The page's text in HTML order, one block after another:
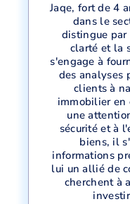
Jaqe, fort de 4
dans le
distingue par
clarté et la
s'engage à
des analyses
clients à
immobilier en
une
sécurité et à
biens, il
informations
lui un allié de
cherchent à